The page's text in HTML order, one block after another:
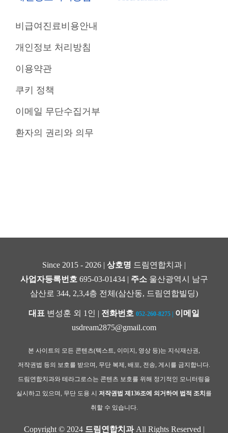
비급여진료비용안내
개인정보 처리방침
이용약관
쿠키 정책
이메일 무단수집거부
환자의 권리와 의무
Since 2015 - 2026 | 상호명 드림연합치과 |
사업자등록번호 695-03-01434 | 주소울산광역시 남구
삼산로 344, 2,3,4층 전체(삼산동, 드림연합빌딩)
대표 변성훈 외 1인 | 전화번호 052-260-8275
이메일
usdream2875@gmail.com
본 사이트의 모든 콘텐츠(텍스트, 이미지, 영상 등)는 지식재산권,
저작권법 등의 보호를 받으며, 무단 복제, 배포, 전송, 게시를 금지합니다.
드림연합치과와 테라그로스는 콘텐츠 보호를 위해 정기적인 모니터링을
실시하고 있으며, 무단 도용 시 저작권법 제136조에 의거하여 법적 조치 를
취할 수 있습니다.
Copyright © 2024 드림연합치과All Rights Reserved |